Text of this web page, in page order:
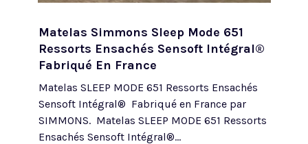
Matelas Simmons Sleep Mode 651
Ressorts Ensachés Sensoft Intégral®
Fabriqué En France
Matelas SLEEP MODE 651 Ressorts Ensachés
Sensoft Intégral® Fabriqué en France par
SIMMONS. Matelas SLEEP MODE 651 Ressorts
Ensachés Sensoft Intégral®...